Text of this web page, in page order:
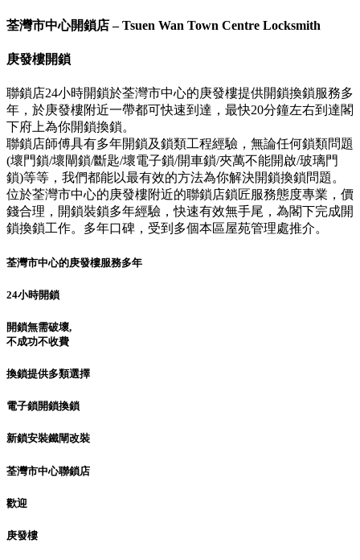
荃灣市中心開鎖店 – Tsuen Wan Town Centre Locksmith
庚發樓開鎖
聯鎖店24小時開鎖於荃灣市中心的庚發樓提供開鎖換鎖服務多
年，於庚發樓附近一帶都可快速到達，最快20分鐘左右到達閣
下府上為你開鎖換鎖。
聯鎖店師傅具有多年開鎖及鎖類工程經驗，無論任何鎖類問題
(壞門鎖/壞閘鎖/斷匙/壞電子鎖/開車鎖/夾萬不能開啟/玻璃門
鎖)等等，我們都能以最有效的方法為你解決開鎖換鎖問題。
位於荃灣市中心的庚發樓附近的聯鎖店鎖匠服務態度專業，價
錢合理，開鎖裝鎖多年經驗，快速有效無手尾，為閣下完成開
鎖換鎖工作。多年口碑，受到多個本區屋苑管理處推介。
荃灣市中心的庚發樓服務多年
24小時開鎖
開鎖無需破壞,
不成功不收費
換鎖提供多類選擇
電子鎖開鎖換鎖
新鎖安裝鐵閘改裝
荃灣市中心聯鎖店
歡迎
庚發樓